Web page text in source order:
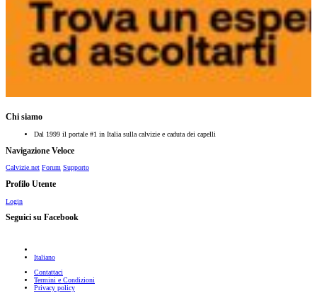
Chi siamo
Dal 1999 il portale #1 in Italia sulla calvizie e caduta dei capelli
Navigazione Veloce
Calvizie.net Forum Supporto
Profilo Utente
Login
Seguici su Facebook
Italiano
Contattaci
Termini e Condizioni
Privacy policy